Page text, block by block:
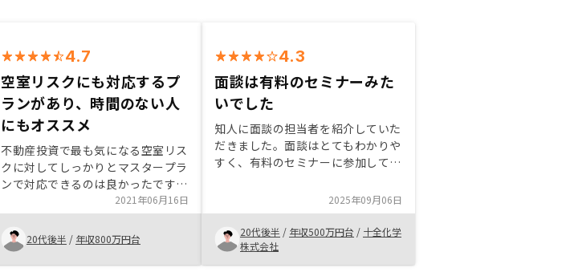
4.7
空室リスクにも対応するプ
ランがあり、時間のない人
にもオススメ
不動産投資で最も気になる空室リス
クに対してしっかりとマスタープラ
ンで対応できるのは良かったです。
普段そこまで投資先に注視する時間
のない人にもおすすめできます。
2021年06月16日
20代後半 / 年収800万円台
4.3
面談は有料のセミナーみた
いでした
知人に面談の担当者を紹介していた
だきました。面談はとてもわかりや
すく、有料のセミナーに参加してい
形成の中の選択肢の1つとして不動
産投資の説明がされていて、押し売
りされている感覚はありませんでし
た。資産運用に悩んでいらっしゃる
なら、相談してみるのもアリです！
2025年09月06日
20代後半 / 年収500万円台 / 十全化学
株式会社